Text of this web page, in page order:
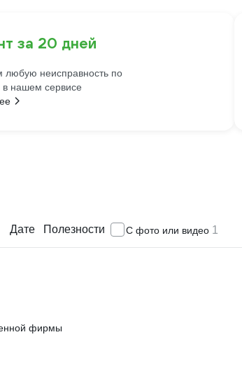
за 20 дней
любую неисправность по
в нашем сервисе
Дате Полезности С фото или видео 1
фирмы